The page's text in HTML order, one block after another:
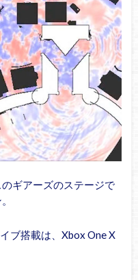
ギアーズのステージで
ブ搭載は、Xbox One X